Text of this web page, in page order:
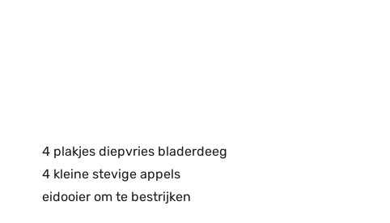
4 plakjes diepvries bladerdeeg
4 kleine stevige appels
eidooier om te bestrijken